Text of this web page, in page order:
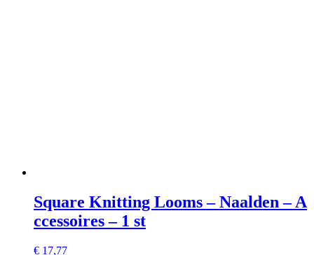
Square Knitting Looms – Naalden – A
ccessoires – 1 st
€ 17,77